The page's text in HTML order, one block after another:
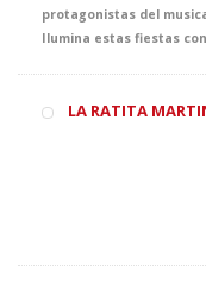
protagonistas del
LA RATITA